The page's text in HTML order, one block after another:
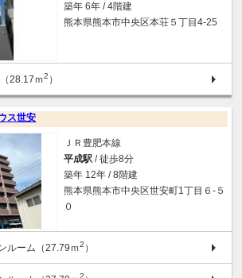
築年 6年 / 4階建
熊本県熊本市中央区本荘５丁目4-25
28.17ｍ2 ）
ス世安
ＪＲ豊肥本線
平成駅 / 徒歩8分
築年 12年 / 8階建
熊本県熊本市中央区世安町1丁目６-５
０
ルーム（27.79ｍ2 ）
2